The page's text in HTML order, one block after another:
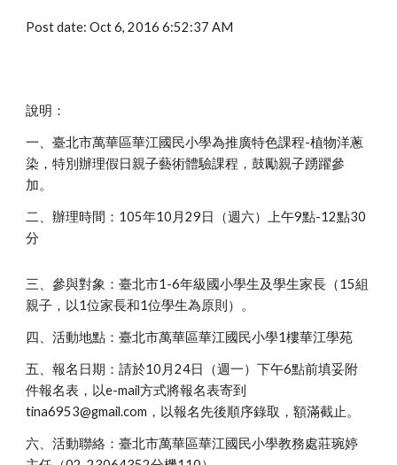
Post date: Oct 6, 2016 6:52:37 AM
說明：
一、臺北市萬華區華江國民小學為推廣特色課程-植物洋蔥
染，特別辦理假日親子藝術體驗課程，鼓勵親子踴躍參
加。
二、辦理時間：105年10月29日（週六）上午9點-12點30
分
三、參與對象：臺北市1-6年級國小學生及學生家長（15組
親子，以1位家長和1位學生為原則）。
四、活動地點：臺北市萬華區華江國民小學1樓華江學苑
五、報名日期：請於10月24日（週一）下午6點前填妥附
件報名表，以e-mail方式將報名表寄到
tina6953@gmail.com，以報名先後順序錄取，額滿截止。
六、活動聯絡：臺北市萬華區華江國民小學教務處莊琬婷